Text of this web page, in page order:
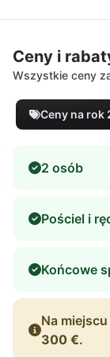
Ceny i
Wszystkie ceny
Ceny na rok
2 osób
Pościel i
Końcowe
Na
300 €.